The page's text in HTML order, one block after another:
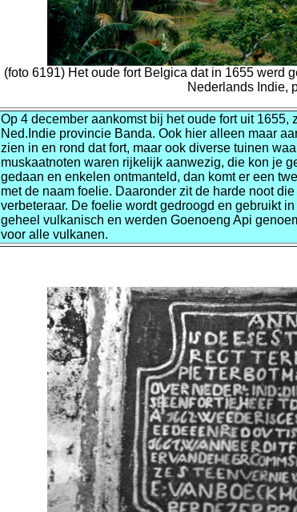
(foto 6191) Het oude fort Belgica dat in 1655 werd
Nederlands Indie,
Op 4 december aankomst bij het oude fort uit
Ned.Indie provincie Banda. Ook hier alleen maar
zien in en rond dat fort, maar ook diverse tuinen
muskaatnoten waren rijkelijk aanwezig, die kon je
gedaan en enkelen ontmanteld, dan komt er een
met de naam foelie. Daaronder zit de harde noot
verbeteraar. De foelie wordt gedroogd en gebruikt
geheel vulkanisch en werden Goenoeng Api
voor alle vulkanen.